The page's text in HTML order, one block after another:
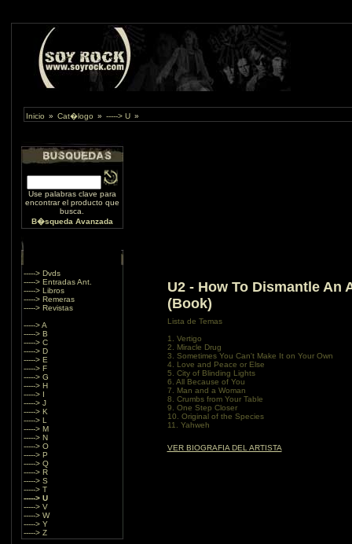
Inicio » Cat�logo » -----> U »
Use palabras clave para
encontrar el producto que
busca.
B�squeda Avanzada
-----> Dvds
-----> Entradas Ant.
-----> Libros
-----> Remeras
-----> Revistas
-----> A
-----> B
-----> C
-----> D
-----> E
-----> F
-----> G
-----> H
-----> I
-----> J
-----> K
-----> L
-----> M
-----> N
-----> O
-----> P
-----> Q
-----> R
-----> S
-----> T
-----> U
-----> V
-----> W
-----> Y
-----> Z
U2 - How To Dismantle An
(Book)
Lista de Temas
1. Vertigo
2. Miracle Drug
3. Sometimes You Can't Make It on Your Own
4. Love and Peace or Else
5. City of Blinding Lights
6. All Because of You
7. Man and a Woman
8. Crumbs from Your Table
9. One Step Closer
10. Original of the Species
11. Yahweh
VER BIOGRAFIA DEL ARTISTA